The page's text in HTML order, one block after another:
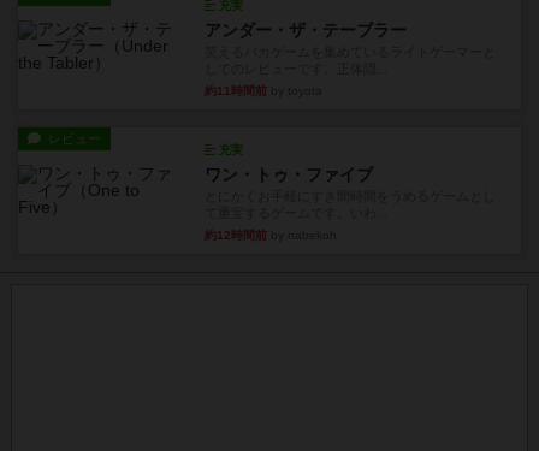
充実
アンダー・ザ・テーブラー
約11時間前
レビュー
充実
ワン・トゥ・ファイブ
約12時間前